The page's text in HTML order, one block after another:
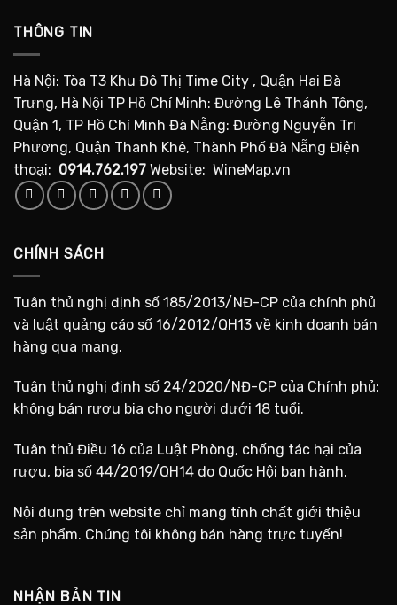
THÔNG TIN
Hà Nội: Tòa T3 Khu Đô Thị Time City , Quận Hai Bà
Trưng, Hà Nội TP Hồ Chí Minh: Đường Lê Thánh Tông,
Quận 1, TP Hồ Chí Minh Đà Nẵng: Đường Nguyễn Tri
Phương, Quận Thanh Khê, Thành Phố Đà Nẵng Điện
thoại: 0914.762.197 Website: WineMap.vn
CHÍNH SÁCH
Tuân thủ nghị định số 185/2013/NĐ-CP của chính phủ
và luật quảng cáo số 16/2012/QH13 về kinh doanh bán
hàng qua mạng.
Tuân thủ nghị định số 24/2020/NĐ-CP của Chính phủ:
không bán rượu bia cho người dưới 18 tuổi.
Tuân thủ Điều 16 của Luật Phòng, chống tác hại của
rượu, bia số 44/2019/QH14 do Quốc Hội ban hành.
Nội dung trên website chỉ mang tính chất giới thiệu
sản phẩm. Chúng tôi không bán hàng trực tuyến!
NHẬN BẢN TIN